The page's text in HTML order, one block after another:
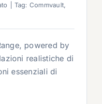
Tag: Commvault,
powered by
realistiche di
essenziali di